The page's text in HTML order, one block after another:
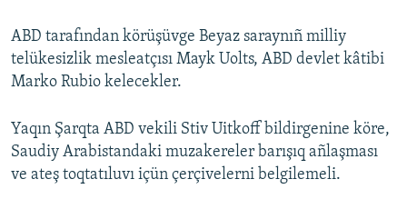
ABD tarafından körüşüvge Beyaz saraynıñ milliy
telükesizlik mesleatçısı Mayk Uolts, ABD devlet kâtibi
Marko Rubio kelecekler.
Yaqın Şarqta ABD vekili Stiv Uitkoff bildirgenine köre,
Saudiy Arabistandaki muzakereler barışıq añlaşması
ve ateş toqtatıluvı içün çerçivelerni belgilemeli.